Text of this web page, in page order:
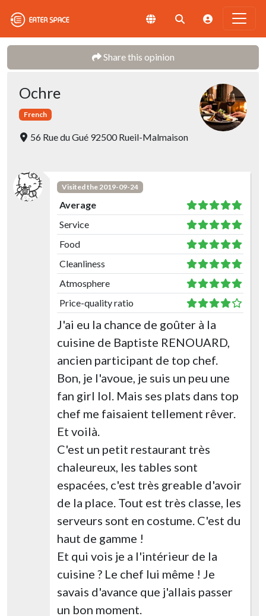
Share this opinion
Ochre
French
56 Rue du Gué 92500 Rueil-Malmaison
Visited the 2019-09-24
Average
Service
Food
Cleanliness
Atmosphere
Price-quality ratio
J'ai eu la chance de goûter à la
cuisine de Baptiste RENOUARD,
ancien participant de top chef.
Bon, je l'avoue, je suis un peu une
fan girl lol. Mais ses plats dans top
chef me faisaient tellement rêver.
Et voilà.
C'est un petit restaurant très
chaleureux, les tables sont
espacées, c'est très greable d'avoir
de la place. Tout est très classe, les
serveurs sont en costume. C'est du
haut de gamme !
Et qui vois je a l'intérieur de la
cuisine ? Le chef lui même ! Je
savais d'avance que j'allais passer
un bon moment.